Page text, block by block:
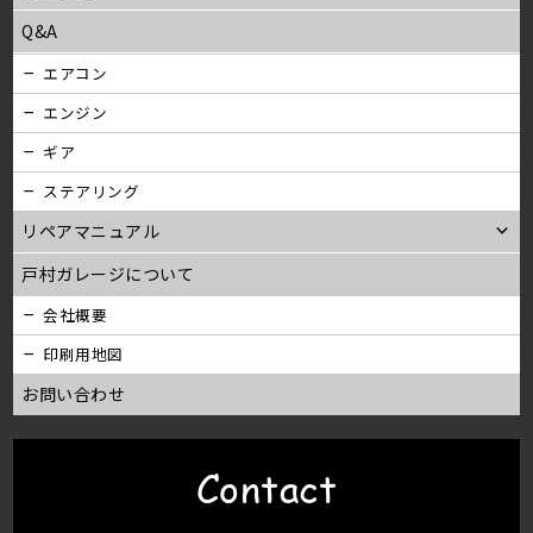
Q&A
エアコン
エンジン
ギア
ステアリング
リペアマニュアル
戸村ガレージについて
会社概要
印刷用地図
お問い合わせ
Contact